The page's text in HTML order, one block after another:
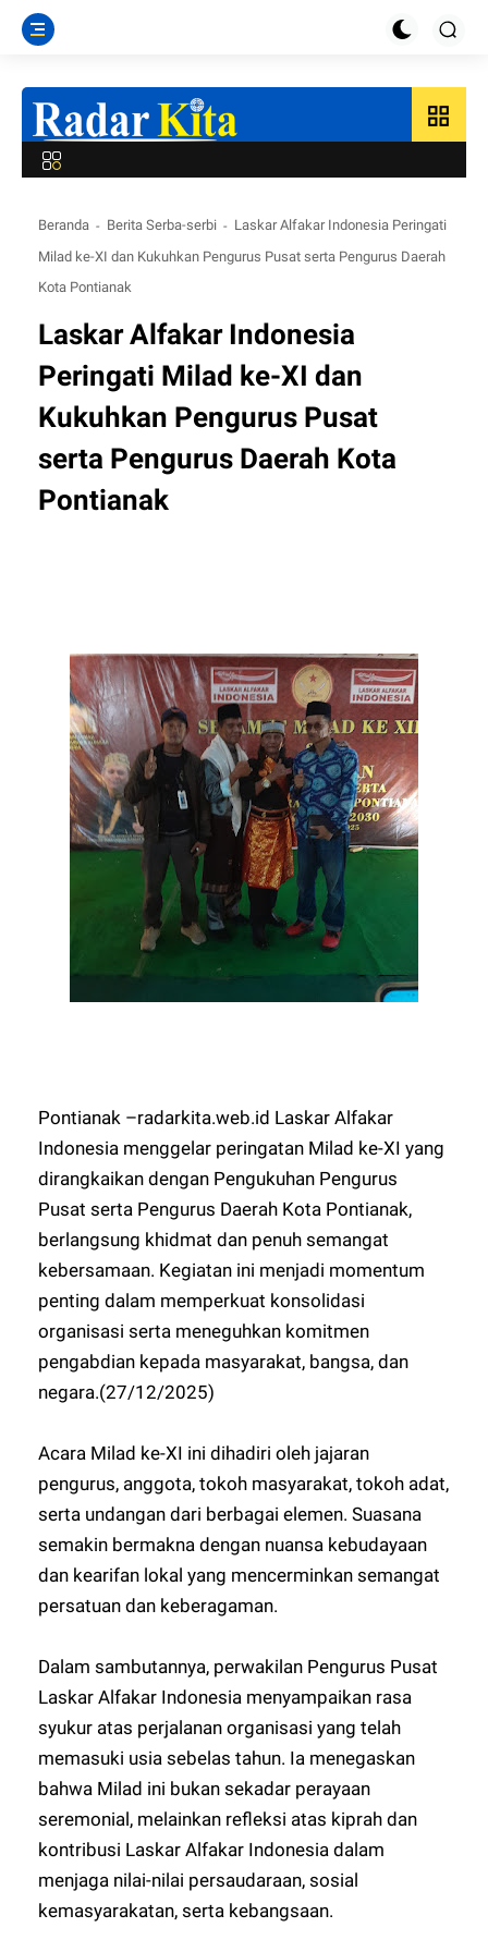
grid_view
Beranda Berita Serba-serbi
Laskar Alfakar Indonesia Peringati
Milad ke-XI dan Kukuhkan Pengurus Pusat serta Pengurus Daerah
Kota Pontianak
Laskar Alfakar Indonesia
Peringati Milad ke-XI dan
Kukuhkan Pengurus Pusat
serta Pengurus Daerah Kota
Pontianak
Pontianak –radarkita.web.id Laskar Alfakar
Indonesia menggelar peringatan Milad ke-XI yang
dirangkaikan dengan Pengukuhan Pengurus
Pusat serta Pengurus Daerah Kota Pontianak,
berlangsung khidmat dan penuh semangat
kebersamaan. Kegiatan ini menjadi momentum
penting dalam memperkuat konsolidasi
organisasi serta meneguhkan komitmen
pengabdian kepada masyarakat, bangsa, dan
negara.(27/12/2025)
Acara Milad ke-XI ini dihadiri oleh jajaran
pengurus, anggota, tokoh masyarakat, tokoh adat,
serta undangan dari berbagai elemen. Suasana
semakin bermakna dengan nuansa kebudayaan
dan kearifan lokal yang mencerminkan semangat
persatuan dan keberagaman.
Dalam sambutannya, perwakilan Pengurus Pusat
Laskar Alfakar Indonesia menyampaikan rasa
syukur atas perjalanan organisasi yang telah
memasuki usia sebelas tahun. Ia menegaskan
bahwa Milad ini bukan sekadar perayaan
seremonial, melainkan refleksi atas kiprah dan
kontribusi Laskar Alfakar Indonesia dalam
menjaga nilai-nilai persaudaraan, sosial
kemasyarakatan, serta kebangsaan.